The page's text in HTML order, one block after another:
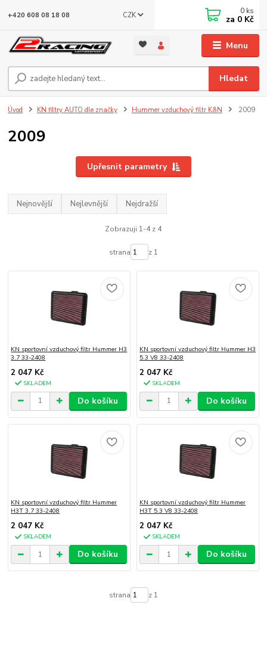
Menu
CZK
Hledat
+420 608 08 18 08 0 ks
za 0 Kč
Úvod KN filtry AUTO dle značky Hummer vzduchový filtr K&N 2009
2009
Upřesnit parametry
Nejnovější Nejlevnější Nejdražší
Zobrazuji 1-4 z 4
strana z 1
KN sportovní vzduchový filtr Hummer H3
3.7 33-2408
2 047 Kč
SKLADEM
Do košíku
KN sportovní vzduchový filtr Hummer H3
5.3 V8 33-2408
2 047 Kč
SKLADEM
Do košíku
KN sportovní vzduchový filtr Hummer
H3T 3.7 33-2408
2 047 Kč
SKLADEM
Do košíku
KN sportovní vzduchový filtr Hummer
H3T 5.3 V8 33-2408
2 047 Kč
SKLADEM
Do košíku
strana z 1